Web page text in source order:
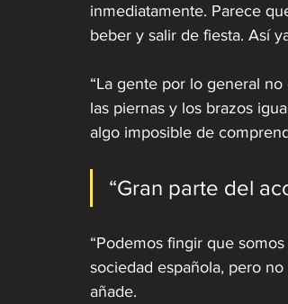
inmediatamente. Parece
beber y salir de fiesta. Así
“La gente por lo general
las piernas y los brazos
algo imposible de
“Gran parte del
“Podemos fingir que
sociedad española, pero
añade.